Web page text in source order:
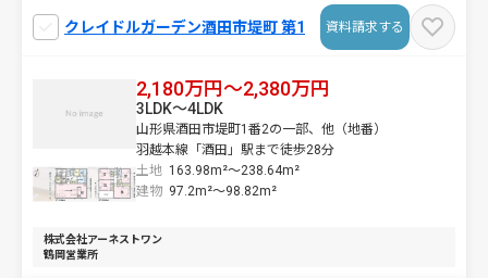
クレイドルガーデン酒田市堤町 第1 資料請求する
2,180万円～2,380万円
山形県酒田市堤町1番2の一部、他（地番）
羽越本線「酒田」駅まで徒歩28分
土地 163.98m²～238.64m²
3LDK～4LDK
建物 97.2m²～98.82m²
株式会社アーネストワン
鶴岡営業所